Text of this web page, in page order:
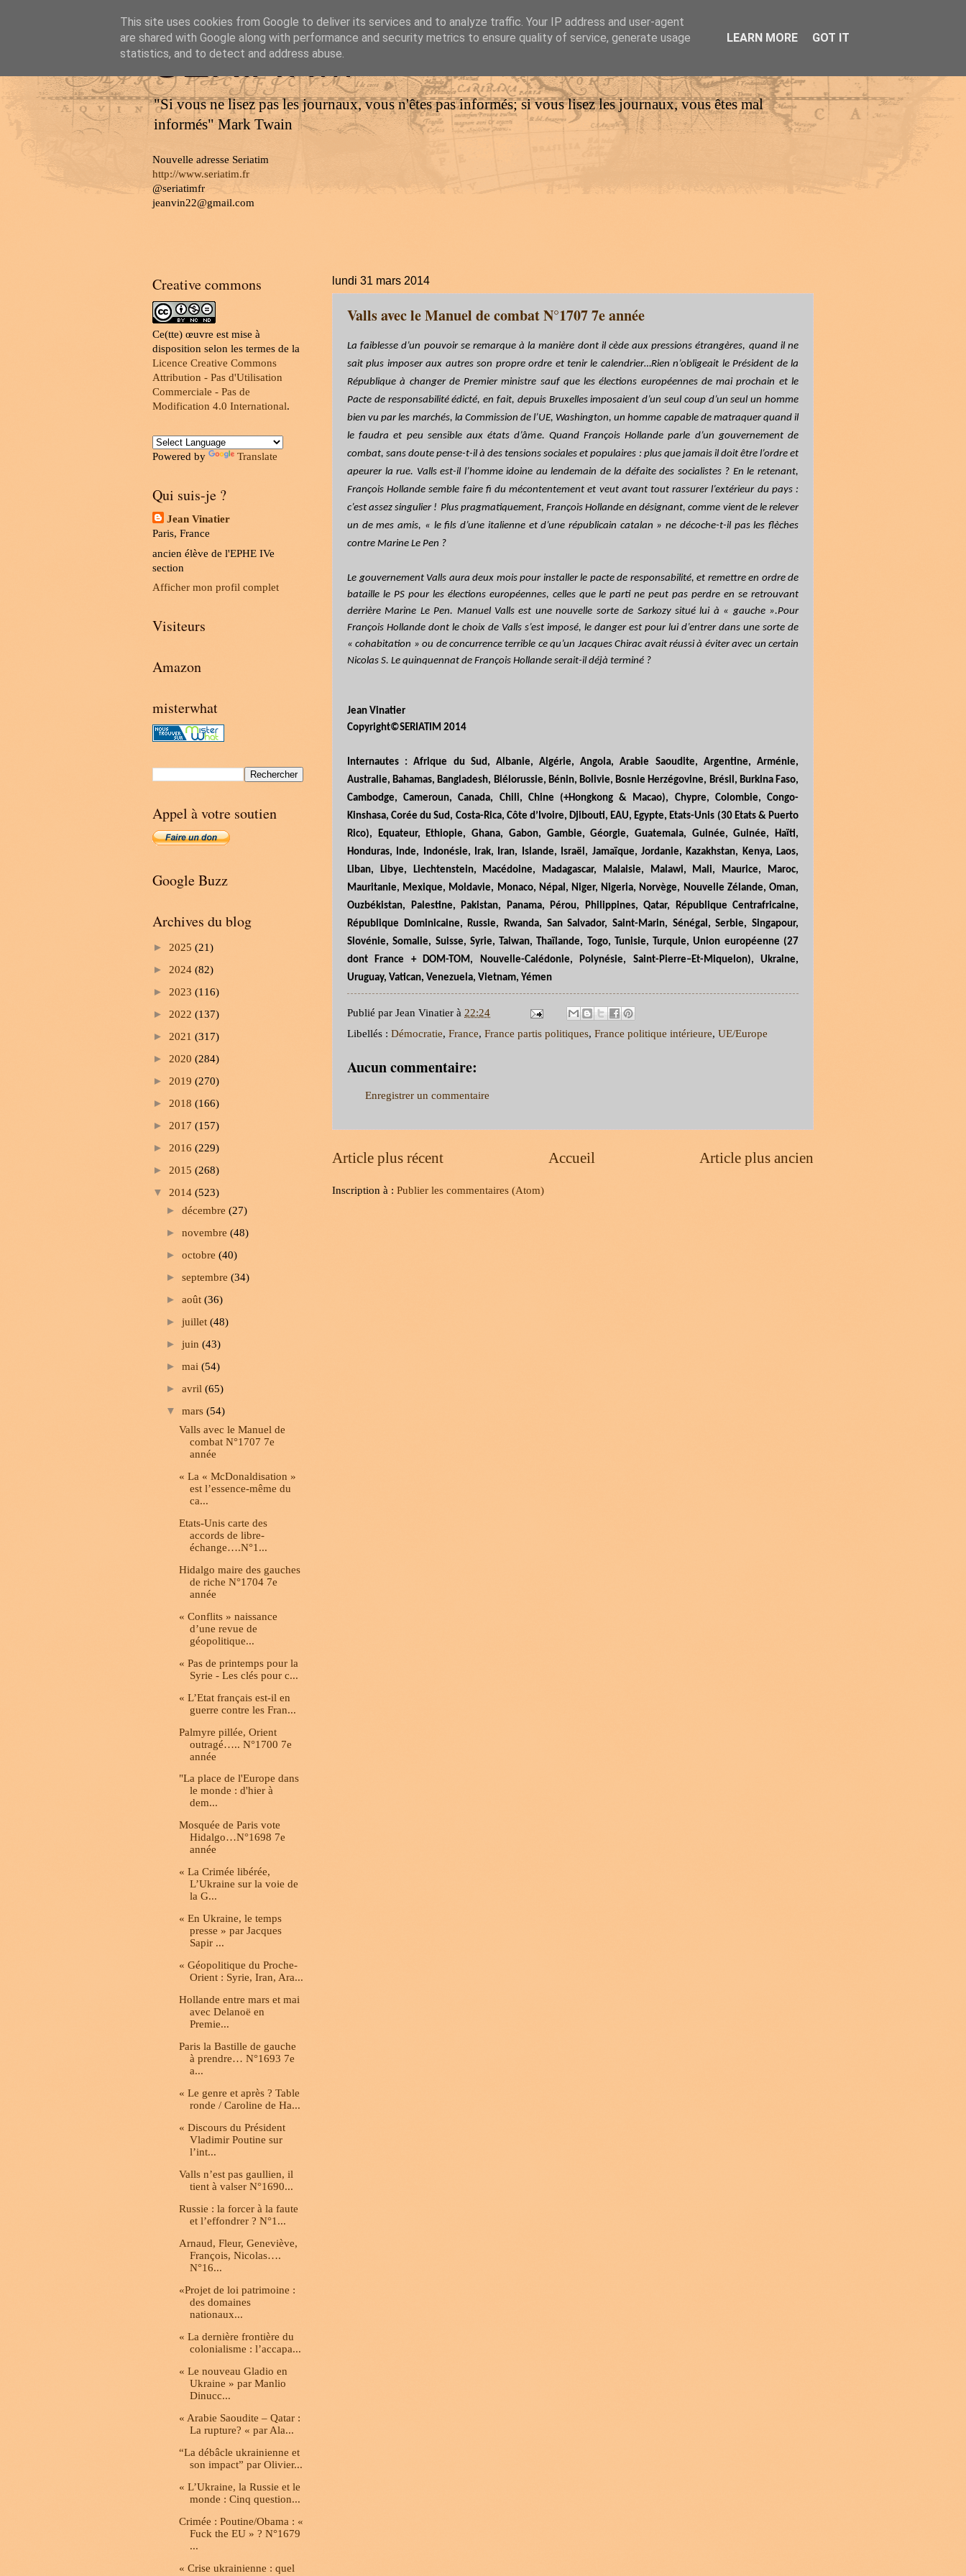
SERIATIM
"Si vous ne lisez pas les journaux, vous n'êtes pas informés; si vous lisez les journaux, vous êtes mal
informés" Mark Twain
Nouvelle adresse Seriatim
http://www.seriatim.fr
@seriatimfr
jeanvin22@gmail.com
lundi 31 mars 2014
Valls avec le Manuel de combat N°1707 7e année
La faiblesse d’un pouvoir se remarque à la manière dont il cède aux pressions étrangères, quand il ne
sait plus imposer aux autres son propre ordre et tenir le calendrier…Rien n’obligeait le Président de la
République à changer de Premier ministre sauf que les élections européennes de mai prochain et le
Pacte de responsabilité édicté, en fait, depuis Bruxelles imposaient d’un seul coup d’un seul un homme
bien vu par les marchés, la Commission de l’UE, Washington, un homme capable de matraquer quand il
le faudra et peu sensible aux états d’âme. Quand François Hollande parle d’un gouvernement de
combat, sans doute pense-t-il à des tensions sociales et populaires : plus que jamais il doit être l’ordre et
apeurer la rue. Valls est-il l’homme idoine au lendemain de la défaite des socialistes ? En le retenant,
François Hollande semble faire fi du mécontentement et veut avant tout rassurer l’extérieur du pays :
c’est assez singulier ! Plus pragmatiquement, François Hollande en désignant, comme vient de le relever
un de mes amis, « le fils d’une italienne et d’une républicain catalan » ne décoche-t-il pas les flèches
contre Marine Le Pen ?
Le gouvernement Valls aura deux mois pour installer le pacte de responsabilité, et remettre en ordre de
bataille le PS pour les élections européennes, celles que le parti ne peut pas perdre en se retrouvant
derrière Marine Le Pen. Manuel Valls est une nouvelle sorte de Sarkozy situé lui à « gauche ».Pour
François Hollande dont le choix de Valls s’est imposé, le danger est pour lui d’entrer dans une sorte de
« cohabitation » ou de concurrence terrible ce qu’un Jacques Chirac avait réussi à éviter avec un certain
Nicolas S. Le quinquennat de François Hollande serait-il déjà terminé ?
Jean Vinatier
Copyright©SERIATIM 2014
Internautes : Afrique du Sud, Albanie, Algérie, Angola, Arabie Saoudite, Argentine, Arménie,
Australie, Bahamas, Bangladesh, Biélorussie, Bénin, Bolivie, Bosnie Herzégovine, Brésil, Burkina Faso,
Cambodge, Cameroun, Canada, Chili, Chine (+Hongkong & Macao), Chypre, Colombie, Congo-
Kinshasa, Corée du Sud, Costa-Rica, Côte d’Ivoire, Djibouti, EAU, Egypte, Etats-Unis (30 Etats & Puerto
Rico), Equateur, Ethiopie, Ghana, Gabon, Gambie, Géorgie, Guatemala, Guinée, Guinée, Haïti,
Honduras, Inde, Indonésie, Irak, Iran, Islande, Israël, Jamaïque, Jordanie, Kazakhstan, Kenya, Laos,
Liban, Libye, Liechtenstein, Macédoine, Madagascar, Malaisie, Malawi, Mali, Maurice, Maroc,
Mauritanie, Mexique, Moldavie, Monaco, Népal, Niger, Nigeria, Norvège, Nouvelle Zélande, Oman,
Ouzbékistan, Palestine, Pakistan, Panama, Pérou, Philippines, Qatar, République Centrafricaine,
République Dominicaine, Russie, Rwanda, San Salvador, Saint-Marin, Sénégal, Serbie, Singapour,
Slovénie, Somalie, Suisse, Syrie, Taiwan, Thaïlande, Togo, Tunisie, Turquie, Union européenne (27
dont France + DOM-TOM, Nouvelle-Calédonie, Polynésie, Saint-Pierre–Et-Miquelon), Ukraine,
Uruguay, Vatican, Venezuela, Vietnam, Yémen
Publié par Jean Vinatier à 22:24
Libellés : Démocratie, France, France partis politiques, France politique intérieure, UE/Europe
Aucun commentaire:
Enregistrer un commentaire
Article plus récent Article plus ancien
Accueil
Inscription à : Publier les commentaires (Atom)
Creative commons
Ce(tte) œuvre est mise à
disposition selon les termes de la
Licence Creative Commons
Attribution - Pas d'Utilisation
Commerciale - Pas de
Modification 4.0 International.
Powered by Translate
Qui suis-je ?
Jean Vinatier
Paris, France
ancien élève de l'EPHE IVe
section
Afficher mon profil complet
Visiteurs
Amazon
misterwhat
Appel à votre soutien
Google Buzz
Archives du blog
► 2025 (21)
► 2024 (82)
► 2023 (116)
► 2022 (137)
► 2021 (317)
► 2020 (284)
► 2019 (270)
► 2018 (166)
► 2017 (157)
► 2016 (229)
► 2015 (268)
▼ 2014 (523)
► décembre (27)
► novembre (48)
► octobre (40)
► septembre (34)
► août (36)
► juillet (48)
► juin (43)
► mai (54)
► avril (65)
▼ mars (54)
Valls avec le Manuel de
combat N°1707 7e
année
« La « McDonaldisation »
est l’essence-même du
ca...
Etats-Unis carte des
accords de libre-
échange….N°1...
Hidalgo maire des gauches
de riche N°1704 7e
année
« Conflits » naissance
d’une revue de
géopolitique...
« Pas de printemps pour la
Syrie - Les clés pour c...
« L’Etat français est-il en
guerre contre les Fran...
Palmyre pillée, Orient
outragé….. N°1700 7e
année
"La place de l'Europe dans
le monde : d'hier à
dem...
Mosquée de Paris vote
Hidalgo…N°1698 7e
année
« La Crimée libérée,
L’Ukraine sur la voie de
la G...
« En Ukraine, le temps
presse » par Jacques
Sapir ...
« Géopolitique du Proche-
Orient : Syrie, Iran, Ara...
Hollande entre mars et mai
avec Delanoë en
Premie...
Paris la Bastille de gauche
à prendre… N°1693 7e
a...
« Le genre et après ? Table
ronde / Caroline de Ha...
« Discours du Président
Vladimir Poutine sur
l’int...
Valls n’est pas gaullien, il
tient à valser N°1690...
Russie : la forcer à la faute
et l’effondrer ? N°1...
Arnaud, Fleur, Geneviève,
François, Nicolas….
N°16...
«Projet de loi patrimoine :
des domaines
nationaux...
« La dernière frontière du
colonialisme : l’accapa...
« Le nouveau Gladio en
Ukraine » par Manlio
Dinucc...
« Arabie Saoudite – Qatar :
La rupture? « par Ala...
“La débâcle ukrainienne et
son impact” par Olivier...
« L’Ukraine, la Russie et le
monde : Cinq question...
Crimée : Poutine/Obama : «
Fuck the EU » ? N°1679
...
« Crise ukrainienne : quel
This site uses cookies from Google to deliver its services and to analyze traffic. Your IP address and user-agent
are shared with Google along with performance and security metrics to ensure quality of service, generate usage
statistics, and to detect and address abuse.
LEARN MORE GOT IT